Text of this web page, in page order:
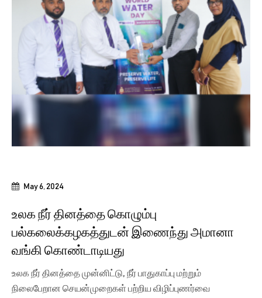
May 6, 2024
உலக நீர் தினத்தை கொழும்பு
பல்கலைக்கழகத்துடன் இணைந்து அமானா
வங்கி கொண்டாடியது
உலக நீர் தினத்தை முன்னிட்டு, நீர் பாதுகாப்பு மற்றும்
நிலைபேறான செயன்முறைகள் பற்றிய விழிப்புணர்வை